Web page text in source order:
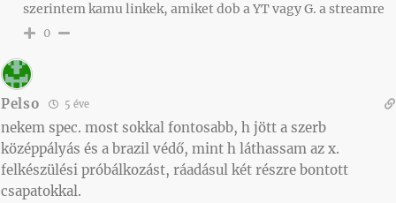
szerintem kamu linkek, amiket dob a YT vagy G. a streamre
0
Pelso 5 éve
nekem spec. most sokkal fontosabb, h jött a szerb
középpályás és a brazil védő, mint h láthassam az x.
felkészülési próbálkozást, ráadásul két részre bontott
csapatokkal.